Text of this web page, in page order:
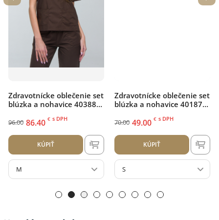
Zdravotnícke oblečenie set
blúzka a nohavice 40388
96.00 86.40 € s DPH
KÚPIŤ
M
Zdravotnícke oblečenie set
blúzka a nohavice 40187
70.00 49.00 € s DPH
KÚPIŤ
S